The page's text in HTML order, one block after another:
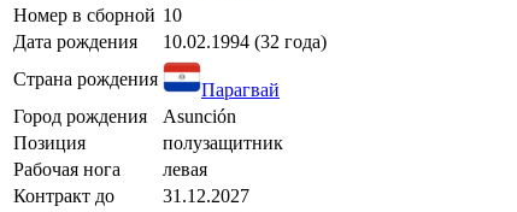
Номер в сборной 10
Дата рождения
10.02.1994 (32 года)
Страна рождения
Парагвай
Город рождения
Asunción
Позиция
полузащитник
Рабочая нога
левая
Контракт до
31.12.2027